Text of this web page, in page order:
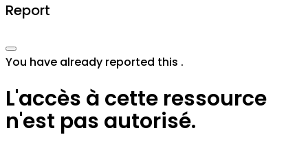
Report
You have already reported this .
L'accès à cette ressource
n'est pas autorisé.